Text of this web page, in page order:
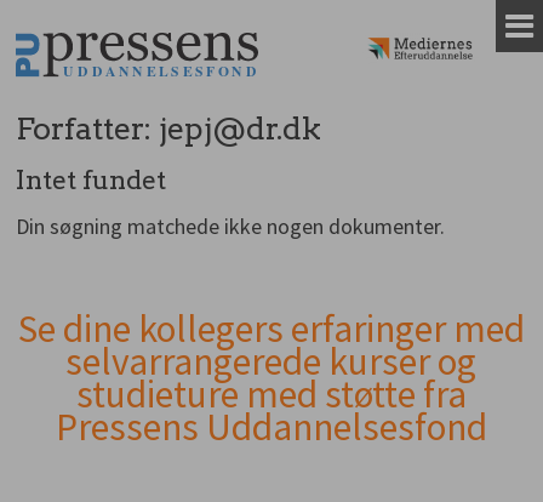
til
indhold
Forfatter: jepj@dr.dk
Intet fundet
Din søgning matchede ikke nogen dokumenter.
Andet
indhold
Se dine kollegers erfaringer med
selvarrangerede kurser og
studieture med støtte fra
Pressens Uddannelsesfond